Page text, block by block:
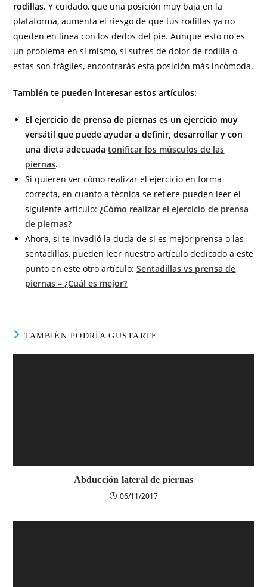
rodillas. Y cuidado, que una posición muy baja en la
plataforma, aumenta el riesgo de que tus rodillas ya no
queden en línea con los dedos del pie. Aunque esto no es
un problema en sí mismo, si sufres de dolor de rodilla o
estas son frágiles, encontrarás esta posición más incómoda.
También te pueden interesar estos artículos:
El ejercicio de prensa de piernas es un ejercicio muy
versátil que puede ayudar a definir, desarrollar y con
una dieta adecuadatonificar los músculos de las
piernas.
Si quieren ver cómo realizar el ejercicio en forma
correcta, en cuanto a técnica se refiere pueden leer el
siguiente artículo:¿Cómo realizar el ejercicio de prensa
de piernas?
Ahora, si te invadió la duda de si es mejor prensa o las
sentadillas, pueden leer nuestro artículo dedicado a este
punto en este otro artículo:Sentadillas vs prensa de
piernas – ¿Cuál es mejor?
TAMBIÉN PODRÍA GUSTARTE
Abducción lateral de piernas
06/11/2017